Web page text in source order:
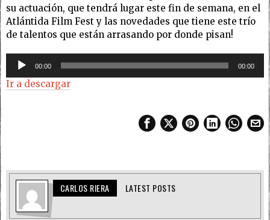
su actuación, que tendrá lugar este fin de semana, en el
Atlántida Film Fest y las novedades que tiene este trío
de talentos que están arrasando por donde pisan!
Reproductor
audio
00:00 00:00
Ir a descargar
CARLOS RIERA LATEST POSTS